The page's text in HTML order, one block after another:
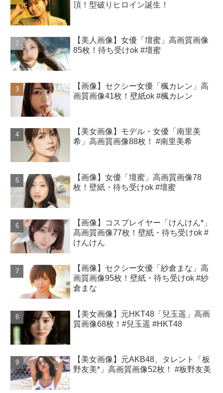
頂！型破りヒロイン誕生！
【美人画像】女優「壇蜜」高画質画像
85枚！待ち受けok #壇蜜
【画像】セクシー女優「楓カレン」高
画質画像41枚！壁紙ok #楓カレン
【美女画像】モデル・女優「南里美
希」高画質画像88枚！ #南里美希
【画像】女優「壇蜜」高画質画像78
枚！壁紙・待ち受けok #壇蜜
【画像】コスプレイヤー「けんけん*」
高画質画像77枚！壁紙・待ち受けok #
けんけん
【画像】セクシー女優「紗倉まな」高
画質画像95枚！壁紙・待ち受けok #紗
倉まな
【美女画像】元HKT48「兒玉遥」高画
質画像68枚！#兒玉遥 #HKT48
【美女画像】元AKB48、タレント「板
野友美*」高画質画像52枚！ #板野友美